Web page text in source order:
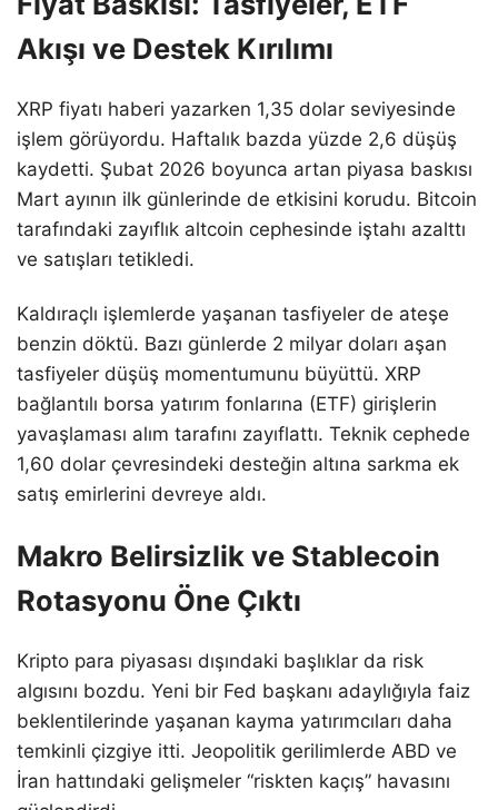
Akışı ve Destek Kırılımı
XRP fiyatı haberi yazarken 1,35 dolar seviyesinde
işlem görüyordu. Haftalık bazda yüzde 2,6 düşüş
kaydetti. Şubat 2026 boyunca artan piyasa baskısı
Mart ayının ilk günlerinde de etkisini korudu. Bitcoin
tarafındaki zayıflık altcoin cephesinde iştahı azalttı
ve satışları tetikledi.
Kaldıraçlı işlemlerde yaşanan tasfiyeler de ateşe
benzin döktü. Bazı günlerde 2 milyar doları aşan
tasfiyeler düşüş momentumunu büyüttü. XRP
bağlantılı borsa yatırım fonlarına (ETF) girişlerin
yavaşlaması alım tarafını zayıflattı. Teknik cephede
1,60 dolar çevresindeki desteğin altına sarkma ek
satış emirlerini devreye aldı.
Makro Belirsizlik ve Stablecoin
Rotasyonu Öne Çıktı
Kripto para piyasası dışındaki başlıklar da risk
algısını bozdu. Yeni bir Fed başkanı adaylığıyla faiz
beklentilerinde yaşanan kayma yatırımcıları daha
temkinli çizgiye itti. Jeopolitik gerilimlerde ABD ve
İran hattındaki gelişmeler “riskten kaçış” havasını